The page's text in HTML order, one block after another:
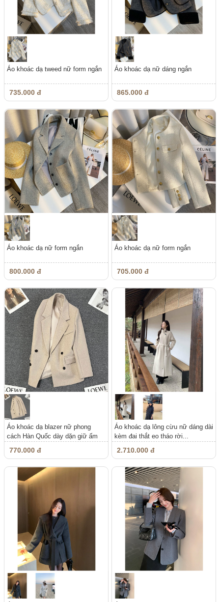
Áo khoác dạ tweed nữ form ngắn
735.000 đ
Áo khoác dạ nữ dáng ngắn
865.000 đ
Áo khoác dạ nữ form ngắn
800.000 đ
Áo khoác dạ nữ form ngắn
705.000 đ
Áo khoác dạ blazer nữ phong
cách Hàn Quốc dày dặn giữ ấm
770.000 đ
Áo khoác dạ lông cừu nữ dáng dài
kèm đai thắt eo tháo rời...
2.710.000 đ